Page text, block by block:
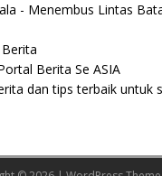
- Menembus Lintas
Berita Se ASIA
dan tips terbaik untuk